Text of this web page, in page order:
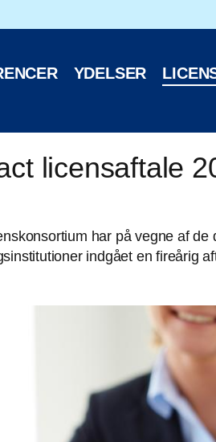
YDELSER
licensaftale
har på vegne af de
indgået en fireårig